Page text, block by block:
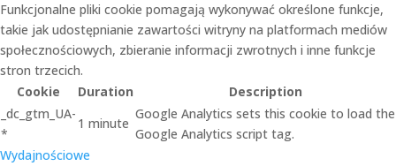
Funkcjonalne pliki cookie pomagają wykonywać określone funkcje,
takie jak udostępnianie zawartości witryny na platformach mediów
społecznościowych, zbieranie informacji zwrotnych i inne funkcje
stron trzecich.
Cookie
Duration
Description
_dc_gtm_UA-
*
1 minute
Google Analytics sets this cookie to load the
Google Analytics script tag.
Wydajnościowe